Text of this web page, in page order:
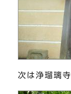
次は浄瑠璃